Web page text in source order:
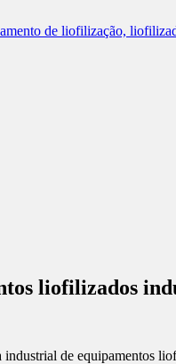
liofilizados
de equipamentos